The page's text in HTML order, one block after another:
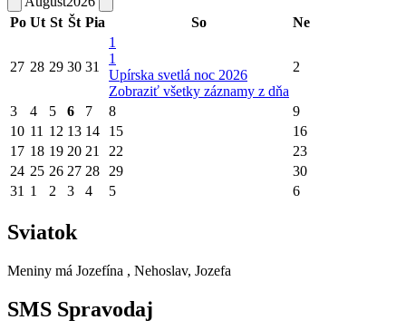
Po Ut St Št Pia So Ne
27 28 29 30 31
1
1
Upírska svetlá noc 2026
Zobraziť všetky záznamy z dňa
2
3 4 5 6 7 8
9
10 11 12 13 14 15
16
17 18 19 20 21 22
23
24 25 26 27 28 29
30
31 1 2 3 4 5 6
Sviatok
Meniny má Jozefína , Nehoslav, Jozefa
SMS Spravodaj